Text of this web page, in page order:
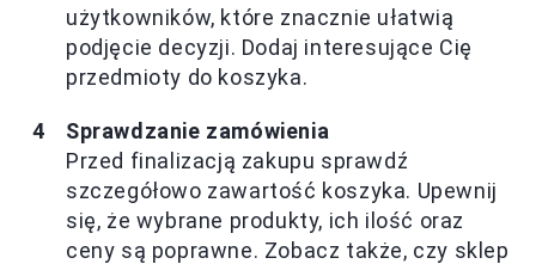
użytkowników, które znacznie ułatwią
podjęcie decyzji. Dodaj interesujące Cię
przedmioty do koszyka.
Sprawdzanie zamówienia
Przed finalizacją zakupu sprawdź
szczegółowo zawartość koszyka. Upewnij
się, że wybrane produkty, ich ilość oraz
ceny są poprawne. Zobacz także, czy sklep